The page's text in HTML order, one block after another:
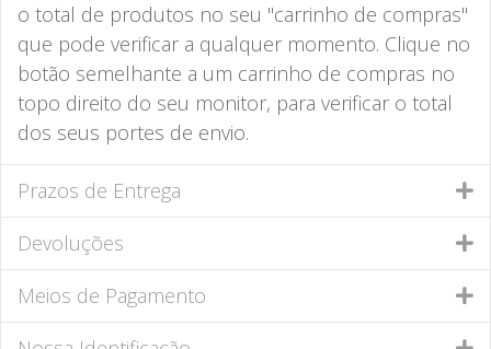
o total de produtos no seu "carrinho de compras"
que pode verificar a qualquer momento. Clique no
botão semelhante a um carrinho de compras no
topo direito do seu monitor, para verificar o total
dos seus portes de envio.
Prazos de Entrega
Devoluções
Meios de Pagamento